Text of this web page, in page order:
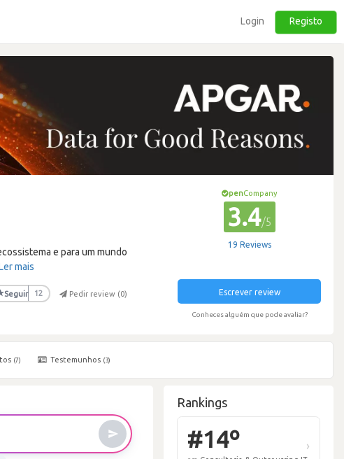
Login Registo
e para um mundo
mais
Seguir 12 Pedir review (0)
penCompany
3.4/5
19 Reviews
Escrever review
Conheces alguém que pode avaliar?
(7) Testemunhos (3)
Rankings